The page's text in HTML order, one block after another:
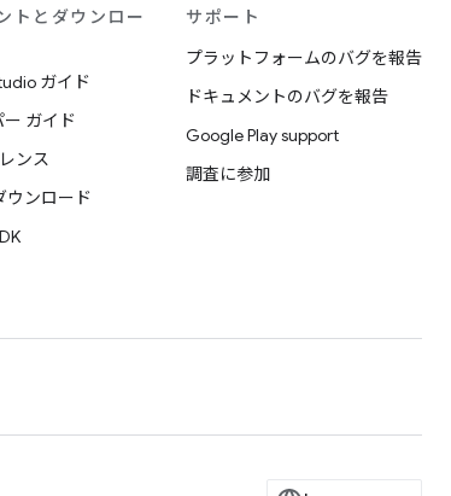
トとダウンロー
ガイド
ガイド
ンス
ウンロード
サポート
プラットフォームのバグを報告
ドキュメントのバグを報告
Google Play support
調査に参加